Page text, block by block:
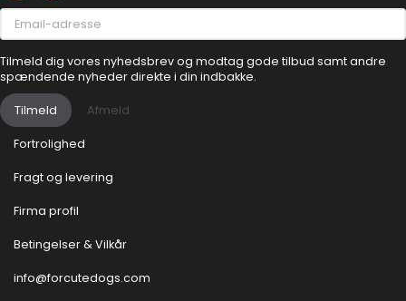
Email-
adresse
Tilmeld dig vores nyhedsbrev og modtag gode tilbud samt andre
spændende nyheder direkte i din indbakke.
Tilmeld Afmeld
Fortrolighed
Fragt og levering
Firma profil
Betingelser & Vilkår
info@forcutedogs.com